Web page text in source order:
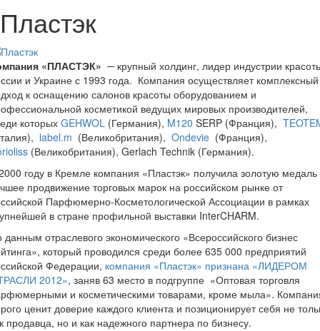
Пластэк
«ПЛАСТЭК» ─ крупный холдинг, лидер индустрии
и Украине с 1993 года. Компа­ния осуществляет комплексный
к оснащению салонов красоты оборудовани­ем и
косметикой ведущих мировых производителей,
которых GEHWOL (Германия), M120 SERP (Франция),
label.m (Великобритания), Ondevie (Франция),
(Великобритания), Gerlach Technik (Германия).
году в Кремле компания «Пластэк» получила золотую медаль
продвижение торговых марок на российском рынке от
Парфюмерно-Косметологической Ассоциации в рамках
в стране профильной выставки InterCHARM.
данным отраслевого экономического «Всероссийского бизнес
который проводился среди более 635 000 предприятий
Федерации, компания «Пластэк» признана «ЛИДЕРОМ
2012», заняв 63 место в подгруппе «Оптовая торговля
и косметическими товарами, кроме мыла».
ценит доверие каждого клиента и позиционирует себя не
продавца, но и как надежного партнера по бизнесу.